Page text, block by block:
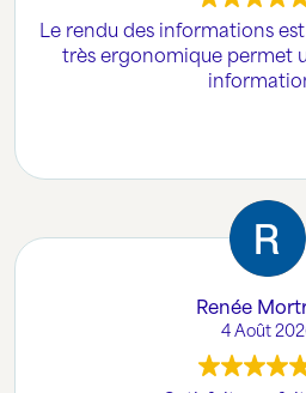
Le rendu des informations
très ergonomique permet
Renée
4 Août